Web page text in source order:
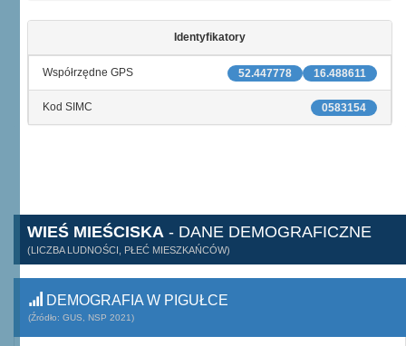
Identyfikatory
16.488611
52.447778
Współrzędne GPS
0583154
Kod SIMC
WIEŚ MIEŚCISKA - DANE DEMOGRAFICZNE
(LICZBA LUDNOŚCI, PŁEĆ MIESZKAŃCÓW)
DEMOGRAFIA W PIGUŁCE
(Źródło: GUS, NSP 2021)